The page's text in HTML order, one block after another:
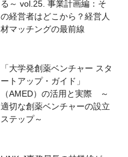
る～ vol.25. 事業計画編：そ
の経営者はどこから？経営人
材マッチングの最前線
「大学発創薬ベンチャー スタ
ートアップ・ガイド」
（AMED）の活用と実際 ～
適切な創薬ベンチャーの設立
ステップ～